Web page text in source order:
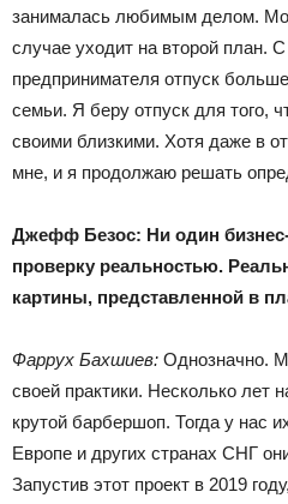
занималась любимым делом.
случае уходит на второй план.
предпринимателя отпуск
семьи. Я беру отпуск для того,
своими близкими. Хотя даже в
мне, и я продолжаю решать
Джефф Безос: Ни один
проверку реальностью.
картины, представленной в
Фаррух Бахшиев: Однозначно.
своей практики. Несколько лет
крутой барбершоп. Тогда у нас
Европе и других странах СНГ
Запустив этот проект в 2019